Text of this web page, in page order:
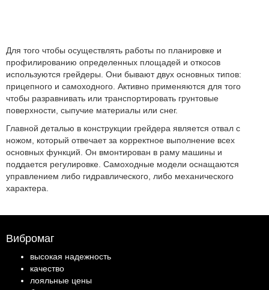
Для того чтобы осуществлять работы по планировке и
профилированию определенных площадей и откосов
используются грейдеры. Они бывают двух основных типов:
прицепного и самоходного. Активно применяются для того
чтобы разравнивать или транспортировать грунтовые
поверхности, сыпучие материалы или снег.
Главной деталью в конструкции грейдера является отвал с
ножом, который отвечает за корректное выполнение всех
основных функций. Он вмонтирован в раму машины и
поддается регулировке. Самоходные модели оснащаются
управлением либо гидравлического, либо механического
характера.
Вибромаг
высокая надежность
качество
лояльные цены